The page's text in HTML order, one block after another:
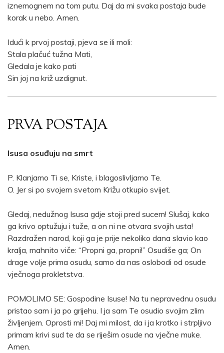
iznemognem na tom putu. Daj da mi svaka postaja bude
korak u nebo. Amen.
Idući k prvoj postaji, pjeva se ili moli:
Stala plačuć tužna Mati,
Gledala je kako pati
Sin joj na križ uzdignut.
PRVA POSTAJA
Isusa osuđuju na smrt
P. Klanjamo Ti se, Kriste, i blagoslivljamo Te.
O. Jer si po svojem svetom Križu otkupio svijet.
Gledaj, nedužnog Isusa gdje stoji pred sucem! Slušaj, kako
ga krivo optužuju i tuže, a on ni ne otvara svojih usta!
Razdražen narod, koji ga je prije nekoliko dana slavio kao
kralja, mahnito viče: “Propni ga, propni!” Osudiše ga; On
drage volje prima osudu, samo da nas oslobodi od osude
vječnoga prokletstva.
POMOLIMO SE: Gospodine Isuse! Na tu nepravednu osudu
pristao sam i ja po grijehu. I ja sam Te osudio svojim zlim
življenjem. Oprosti mi! Daj mi milost, da i ja krotko i strpljivo
primam krivi sud te da se riješim osude na vječne muke.
Amen.